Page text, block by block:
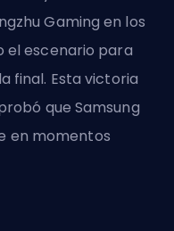
Gaming en los
el escenario para
final. Esta victoria
que Samsung
en momentos